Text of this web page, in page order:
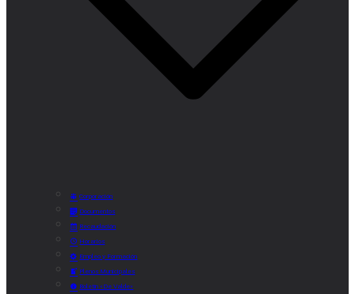
Corporación
Documentos
Recaudación
Horarios
Empleo y Formación
Plenos Municipales
Boletín «De Valde»